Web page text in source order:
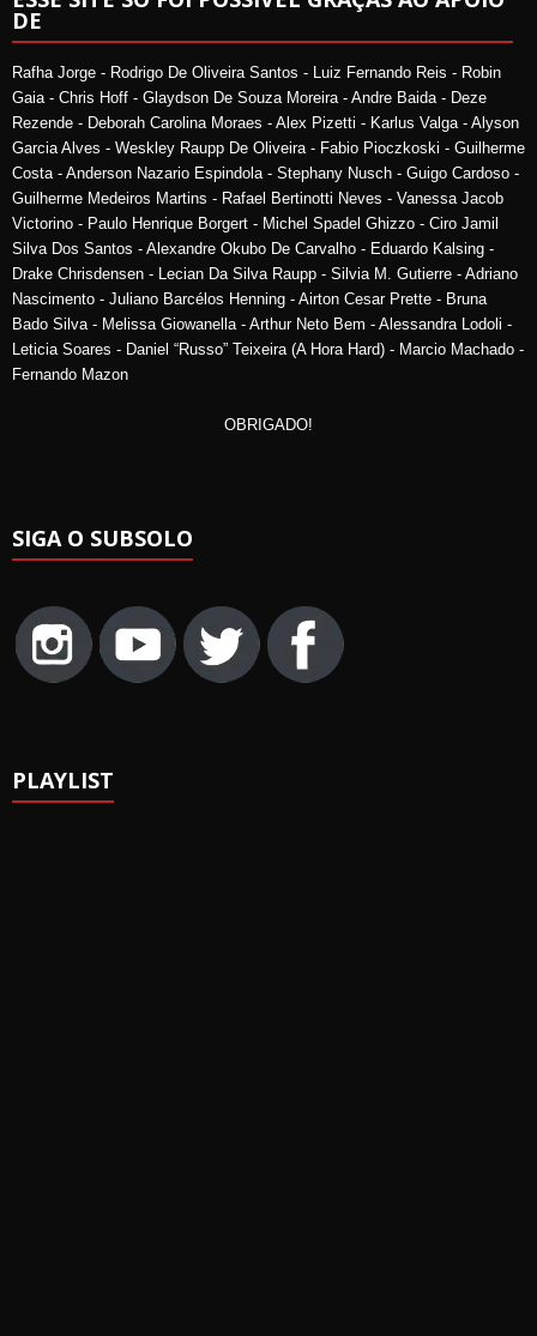
DE
Rafha Jorge - Rodrigo De Oliveira Santos - Luiz Fernando Reis - Robin
Gaia - Chris Hoff - Glaydson De Souza Moreira - Andre Baida - Deze
Rezende - Deborah Carolina Moraes - Alex Pizetti - Karlus Valga - Alyson
Garcia Alves - Weskley Raupp De Oliveira - Fabio Pioczkoski - Guilherme
Costa - Anderson Nazario Espindola - Stephany Nusch - Guigo Cardoso -
Guilherme Medeiros Martins - Rafael Bertinotti Neves - Vanessa Jacob
Victorino - Paulo Henrique Borgert - Michel Spadel Ghizzo - Ciro Jamil
Silva Dos Santos - Alexandre Okubo De Carvalho - Eduardo Kalsing -
Drake Chrisdensen - Lecian Da Silva Raupp - Silvia M. Gutierre - Adriano
Nascimento - Juliano Barcélos Henning - Airton Cesar Prette - Bruna
Bado Silva - Melissa Giowanella - Arthur Neto Bem - Alessandra Lodoli -
Leticia Soares - Daniel “Russo” Teixeira (A Hora Hard) - Marcio Machado -
Fernando Mazon
OBRIGADO!
SIGA O SUBSOLO
PLAYLIST